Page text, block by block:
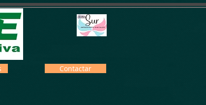
Contactar